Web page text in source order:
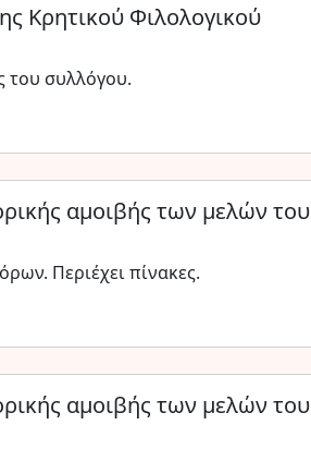
Κρητικού Φιλολογικού
του συλλόγου.
αμοιβής των μελών του
Περιέχει πίνακες.
αμοιβής των μελών του